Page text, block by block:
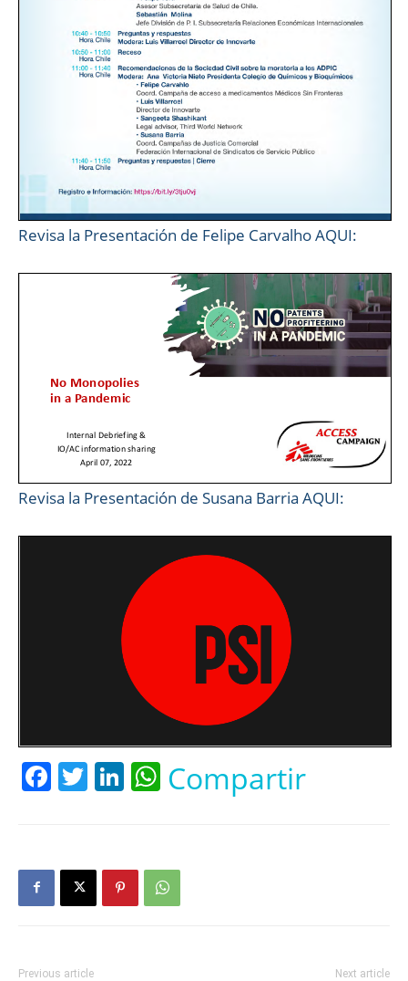
Revisa la Presentación de Felipe Carvalho AQUI:
Revisa la Presentación de Susana Barria AQUI:
Facebook
Twitter
LinkedIn
WhatsApp
Compartir
Previous article Next article